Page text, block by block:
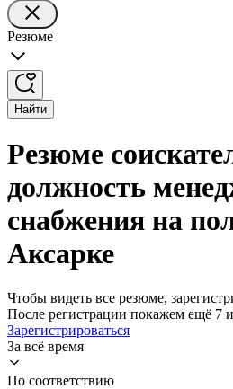
Резюме
Найти
Резюме
должность
снабжения на
Аксарке
Чтобы видеть все резюме,
После регистрации покажем ещё 7
Зарегистрироваться
За всё время
По соответствию